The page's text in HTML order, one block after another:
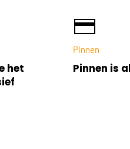
het
Pinnen
Pinnen is